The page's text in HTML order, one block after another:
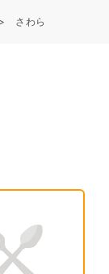
さわら